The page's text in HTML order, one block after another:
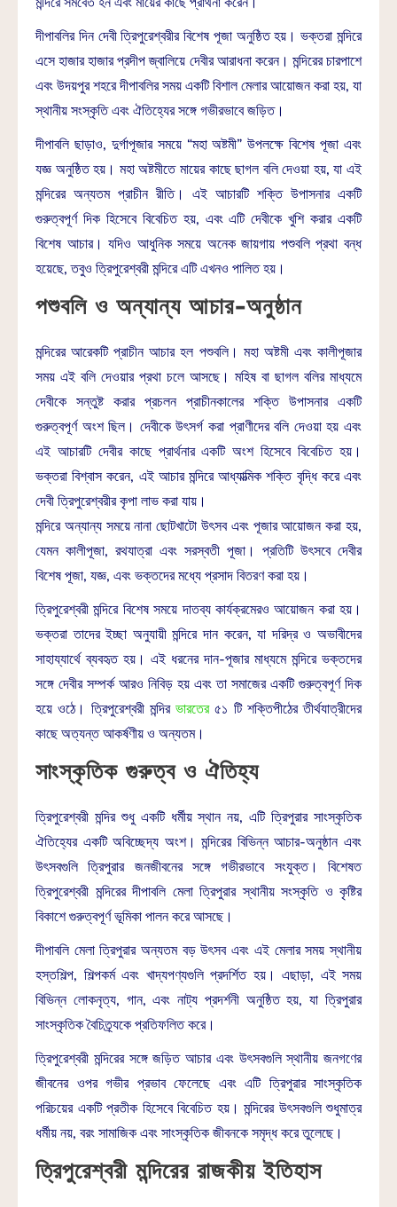
দীপাবলির দিন দেবী ত্রিপুরেশ্বরীর বিশেষ পূজা অনুষ্ঠিত হয়। ভক্তরা মন্দিরে
এসে হাজার হাজার প্রদীপ জ্বালিয়ে দেবীর আরাধনা করেন। মন্দিরের চারপাশে
এবং উদয়পুর শহরে দীপাবলির সময় একটি বিশাল মেলার আয়োজন করা হয়, যা
স্থানীয় সংস্কৃতি এবং ঐতিহ্যের সঙ্গে গভীরভাবে জড়িত।
দীপাবলি ছাড়াও, দুর্গাপূজার সময়ে “মহা অষ্টমী” উপলক্ষে বিশেষ পূজা এবং
যজ্ঞ অনুষ্ঠিত হয়। মহা অষ্টমীতে মায়ের কাছে ছাগল বলি দেওয়া হয়, যা এই
মন্দিরের অন্যতম প্রাচীন রীতি। এই আচারটি শক্তি উপাসনার একটি
গুরুত্বপূর্ণ দিক হিসেবে বিবেচিত হয়, এবং এটি দেবীকে খুশি করার একটি
বিশেষ আচার। যদিও আধুনিক সময়ে অনেক জায়গায় পশুবলি প্রথা বন্ধ
হয়েছে, তবুও ত্রিপুরেশ্বরী মন্দিরে এটি এখনও পালিত হয়।
পশুবলি ও অন্যান্য আচার-অনুষ্ঠান
মন্দিরের আরেকটি প্রাচীন আচার হল পশুবলি। মহা অষ্টমী এবং কালীপূজার
সময় এই বলি দেওয়ার প্রথা চলে আসছে। মহিষ বা ছাগল বলির মাধ্যমে
দেবীকে সন্তুষ্ট করার প্রচলন প্রাচীনকালের শক্তি উপাসনার একটি
গুরুত্বপূর্ণ অংশ ছিল। দেবীকে উৎসর্গ করা প্রাণীদের বলি দেওয়া হয় এবং
এই আচারটি দেবীর কাছে প্রার্থনার একটি অংশ হিসেবে বিবেচিত হয়।
ভক্তরা বিশ্বাস করেন, এই আচার মন্দিরে আধ্যাত্মিক শক্তি বৃদ্ধি করে এবং
দেবী ত্রিপুরেশ্বরীর কৃপা লাভ করা যায়।
মন্দিরে অন্যান্য সময়ে নানা ছোটখাটো উৎসব এবং পূজার আয়োজন করা হয়,
যেমন কালীপূজা, রথযাত্রা এবং সরস্বতী পূজা। প্রতিটি উৎসবে দেবীর
বিশেষ পূজা, যজ্ঞ, এবং ভক্তদের মধ্যে প্রসাদ বিতরণ করা হয়।
ত্রিপুরেশ্বরী মন্দিরে বিশেষ সময়ে দাতব্য কার্যক্রমেরও আয়োজন করা হয়।
ভক্তরা তাদের ইচ্ছা অনুযায়ী মন্দিরে দান করেন, যা দরিদ্র ও অভাবীদের
সাহায্যার্থে ব্যবহৃত হয়। এই ধরনের দান-পূজার মাধ্যমে মন্দিরে ভক্তদের
সঙ্গে দেবীর সম্পর্ক আরও নিবিড় হয় এবং তা সমাজের একটি গুরুত্বপূর্ণ দিক
হয়ে ওঠে। ত্রিপুরেশ্বরী মন্দির ভারতের৫১ টি শক্তিপীঠের তীর্থযাত্রীদের
কাছে অত্যন্ত আকর্ষণীয় ও অন্যতম।
সাংস্কৃতিক গুরুত্ব ও ঐতিহ্য
ত্রিপুরেশ্বরী মন্দির শুধু একটি ধর্মীয় স্থান নয়, এটি ত্রিপুরার সাংস্কৃতিক
ঐতিহ্যের একটি অবিচ্ছেদ্য অংশ। মন্দিরের বিভিন্ন আচার-অনুষ্ঠান এবং
উৎসবগুলি ত্রিপুরার জনজীবনের সঙ্গে গভীরভাবে সংযুক্ত। বিশেষত
ত্রিপুরেশ্বরী মন্দিরের দীপাবলি মেলা ত্রিপুরার স্থানীয় সংস্কৃতি ও কৃষ্টির
বিকাশে গুরুত্বপূর্ণ ভূমিকা পালন করে আসছে।
দীপাবলি মেলা ত্রিপুরার অন্যতম বড় উৎসব এবং এই মেলার সময় স্থানীয়
হস্তশিল্প, শিল্পকর্ম এবং খাদ্যপণ্যগুলি প্রদর্শিত হয়। এছাড়া, এই সময়
বিভিন্ন লোকনৃত্য, গান, এবং নাট্য প্রদর্শনী অনুষ্ঠিত হয়, যা ত্রিপুরার
সাংস্কৃতিক বৈচিত্র্যকে প্রতিফলিত করে।
ত্রিপুরেশ্বরী মন্দিরের সঙ্গে জড়িত আচার এবং উৎসবগুলি স্থানীয় জনগণের
জীবনের ওপর গভীর প্রভাব ফেলেছে এবং এটি ত্রিপুরার সাংস্কৃতিক
পরিচয়ের একটি প্রতীক হিসেবে বিবেচিত হয়। মন্দিরের উৎসবগুলি শুধুমাত্র
ধর্মীয় নয়, বরং সামাজিক এবং সাংস্কৃতিক জীবনকে সমৃদ্ধ করে তুলেছে।
ত্রিপুরেশ্বরী মন্দিরের রাজকীয় ইতিহাস